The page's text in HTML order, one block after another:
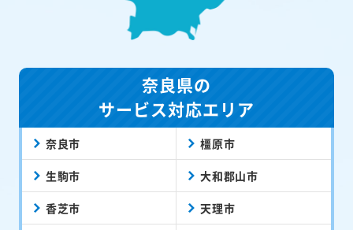
奈良県の
サービス対応エリア
奈良市 橿原市
生駒市 大和郡山市
香芝市 天理市